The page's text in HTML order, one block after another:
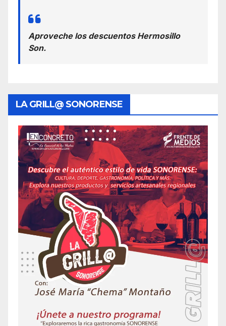
Aproveche los descuentos Hermosillo
Son.
LA GRILL@ SONORENSE